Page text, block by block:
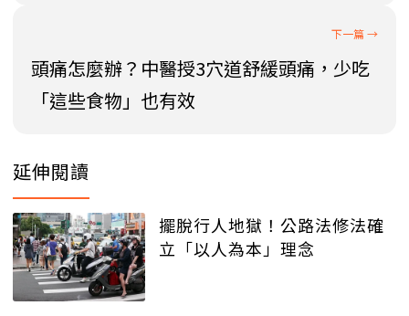
頭痛怎麼辦？中醫授3穴道舒緩頭痛，少吃
「這些食物」也有效
延伸閱讀
擺脫行人地獄！公路法修法確
立「以人為本」理念